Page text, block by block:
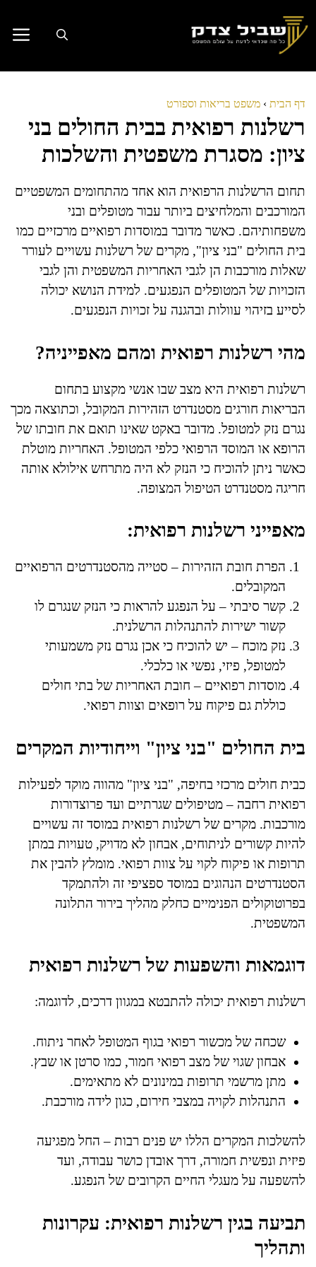
לתוכן
דף הבית › משפט בריאות וספורט
רשלנות רפואית בבית החולים בני
ציון: מסגרת משפטית והשלכות
תחום הרשלנות הרפואית הוא אחד מהתחומים המשפטיים
המורכבים והמלחיצים ביותר עבור מטופלים ובני
משפחותיהם. כאשר מדובר במוסדות רפואיים מרכזיים כמו
בית החולים "בני ציון", מקרים של רשלנות עשויים לעורר
שאלות מורכבות הן לגבי האחריות המשפטית והן לגבי
הזכויות של המטופלים הנפגעים. למידת הנושא יכולה
לסייע בזיהוי עוולות ובהגנה על זכויות הנפגעים.
מהי רשלנות רפואית ומהם מאפייניה?
רשלנות רפואית היא מצב שבו אנשי מקצוע בתחום
הבריאות חורגים מסטנדרט הזהירות המקובל, וכתוצאה מכך
נגרם נזק למטופל. מדובר באקט שאינו תואם את חובתו של
הרופא או המוסד הרפואי כלפי המטופל. האחריות מוטלת
כאשר ניתן להוכיח כי הנזק לא היה מתרחש אילולא אותה
חריגה מסטנדרט הטיפול המצופה.
מאפייני רשלנות רפואית:
הפרת חובת הזהירות – סטייה מהסטנדרטים הרפואיים
המקובלים.
קשר סיבתי – על הנפגע להראות כי הנזק שנגרם לו
קשור ישירות להתנהלות הרשלנית.
נזק מוכח – יש להוכיח כי אכן נגרם נזק משמעותי
למטופל, פיזי, נפשי או כלכלי.
מוסדות רפואיים – חובת האחריות של בתי חולים
כוללת גם פיקוח על רופאים וצוות רפואי.
בית החולים "בני ציון" וייחודיות המקרים
כבית חולים מרכזי בחיפה, "בני ציון" מהווה מוקד לפעילות
רפואית רחבה – מטיפולים שגרתיים ועד פרוצדורות
מורכבות. מקרים של רשלנות רפואית במוסד זה עשויים
להיות קשורים לניתוחים, אבחון לא מדויק, טעויות במתן
תרופות או פיקוח לקוי על צוות רפואי. מומלץ להבין את
הסטנדרטים הנהוגים במוסד ספציפי זה ולהתמקד
בפרוטוקולים הפנימיים כחלק מהליך בירור התלונה
המשפטית.
דוגמאות והשפעות של רשלנות רפואית
רשלנות רפואית יכולה להתבטא במגוון דרכים, לדוגמה:
שכחה של מכשור רפואי בגוף המטופל לאחר ניתוח.
אבחון שגוי של מצב רפואי חמור, כמו סרטן או שבץ.
מתן מרשמי תרופות במינונים לא מתאימים.
התנהלות לקויה במצבי חירום, כגון לידה מורכבת.
להשלכות המקרים הללו יש פנים רבות – החל מפגיעה
פיזית ונפשית חמורה, דרך אובדן כושר עבודה, ועד
להשפעה על מעגלי החיים הקרובים של הנפגע.
תביעה בגין רשלנות רפואית: עקרונות
ותהליך